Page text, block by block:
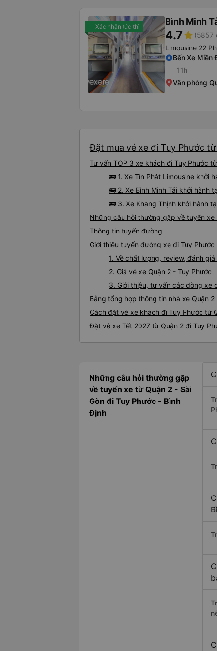
Xác nhận tức thì Bình Minh
4.7star (5857
Limousine 22
Bến Xe Miền
11h
Văn phòng
Đặt mua vé xe đi Tuy Phước
Tư vấn TOP 3 xe khách đi Tuy Phước
🚌 1. Xe Tín Phát Limousine khởi
🚌 2. Xe Bình Minh Tải khởi hành
🚌 3. Xe Khang Thịnh khởi hành
Những câu hỏi thường gặp về tuyến xe
Thông tin tuyến đường
Giới thiệu tuyến đường xe đi Tuy Phước
1. Về chất lượng, review, đánh
2. Giá vé xe Quận 2 - Tuy Phước
3. Giới thiệu, tư vấn các dòng xe
Bảng tổng hợp thông tin nhà xe Quận 2
Cách đặt vé xe khách đi Tuy Phước từ
Đặt vé xe Tết 2027 từ Quận 2 đi Tuy
Những câu hỏi thường gặp
về tuyến xe từ Quận 2 - Sài
Gòn đi Tuy Phước - Bình
Định